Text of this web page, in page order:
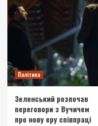
Політика
Зеленський розпочав
переговори з Вучичем
про нову еру співпраці